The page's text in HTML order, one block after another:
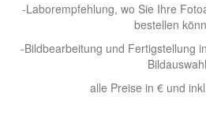
-Laborempfehlung, wo Sie Ihre
bestellen
-Bildbearbeitung und Fertigstellung
Bildauswahl
alle Preise in € und